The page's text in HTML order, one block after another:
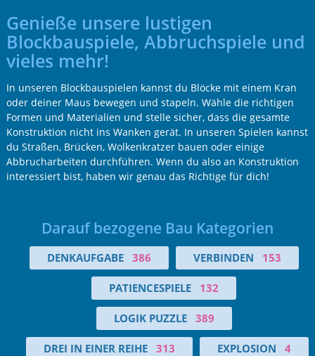
Genieße unsere lustigen
Blockbauspiele, Abbruchspiele und
vieles mehr!
In unseren Blockbauspielen kannst du Blöcke mit einem Kran
oder deiner Maus bewegen und stapeln. Wähle die richtigen
Formen und Materialien und stelle sicher, dass die gesamte
Konstruktion nicht ins Wanken gerät. In unseren Spielen kannst
du Straßen, Brücken, Wolkenkratzer bauen oder einige
Abbrucharbeiten durchführen. Wenn du also an Konstruktion
interessiert bist, haben wir genau das Richtige für dich!
Darauf bezogene Bau Kategorien
DENKAUFGABE 386 VERBINDEN 153
PATIENCESPIELE 132
LOGIK PUZZLE 389
DREI IN EINER REIHE 313 EXPLOSION 4